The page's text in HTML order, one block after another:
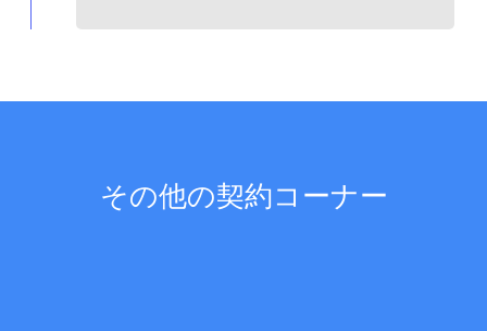
その他の契約コーナー